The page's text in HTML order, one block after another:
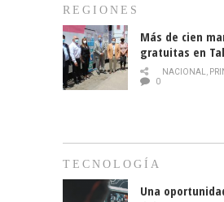
REGIONES
Más de cien
gratuitas en
mes de la
cáncer de mama
NACIONAL,
0
TECNOLOGÍA
Una